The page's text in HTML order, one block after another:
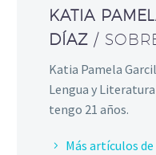
KATIA
DÍAZ /
Katia Pamela
Lengua y
tengo 21 años.
Más artículos